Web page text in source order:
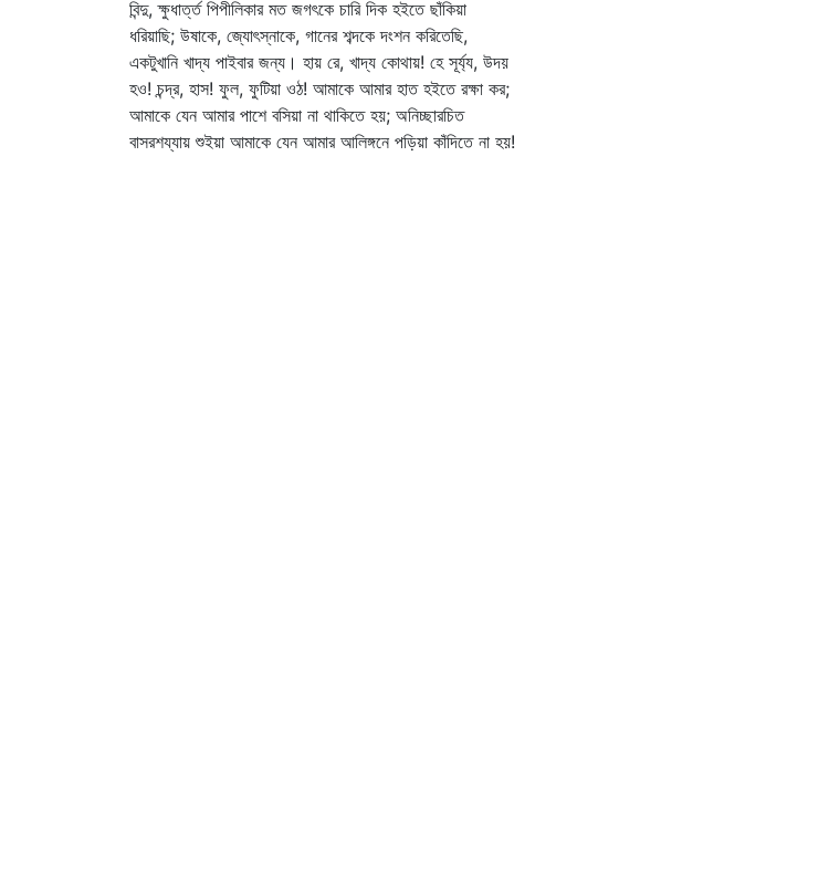
বিন্দু, ক্ষুধার্ত্ত পিপীলিকার মত জগৎকে চারি দিক হইতে ছাঁকিয়া
ধরিয়াছি; উষাকে, জ্যোৎস্নাকে, গানের শব্দকে দংশন করিতেছি,
একটুখানি খাদ্য পাইবার জন্য। হায় রে, খাদ্য কোথায়! হে সূর্য্য, উদয়
হও! চন্দ্র, হাস! ফুল, ফুটিয়া ওঠ! আমাকে আমার হাত হইতে রক্ষা কর;
আমাকে যেন আমার পাশে বসিয়া না থাকিতে হয়; অনিচ্ছারচিত
বাসরশয্যায় শুইয়া আমাকে যেন আমার আলিঙ্গনে পড়িয়া কাঁদিতে না হয়!